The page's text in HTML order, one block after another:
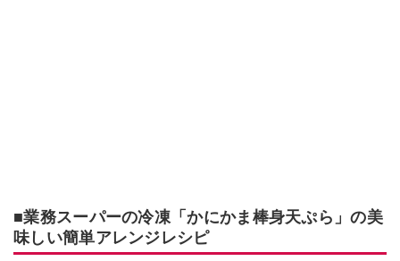
■業務スーパーの冷凍「かにかま棒身天ぷら」の美
味しい簡単アレンジレシピ